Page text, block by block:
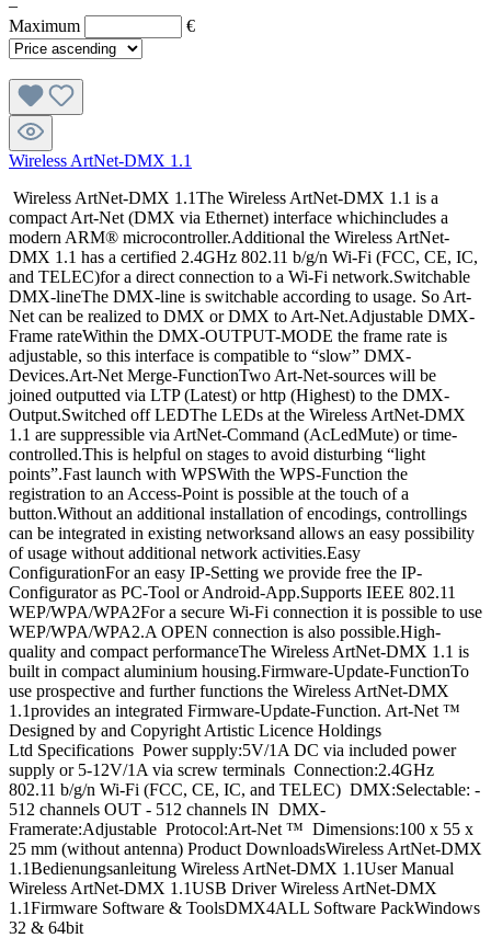
–
Maximum
€
Wireless ArtNet-DMX 1.1
Wireless ArtNet-DMX 1.1The Wireless ArtNet-DMX 1.1 is a
compact Art-Net (DMX via Ethernet) interface whichincludes a
modern ARM® microcontroller.Additional the Wireless ArtNet-
DMX 1.1 has a certified 2.4GHz 802.11 b/g/n Wi-Fi (FCC, CE, IC,
and TELEC)for a direct connection to a Wi-Fi network.Switchable
DMX-lineThe DMX-line is switchable according to usage. So Art-
Net can be realized to DMX or DMX to Art-Net.Adjustable DMX-
Frame rateWithin the DMX-OUTPUT-MODE the frame rate is
adjustable, so this interface is compatible to “slow” DMX-
Devices.Art-Net Merge-FunctionTwo Art-Net-sources will be
joined outputted via LTP (Latest) or http (Highest) to the DMX-
Output.Switched off LEDThe LEDs at the Wireless ArtNet-DMX
1.1 are suppressible via ArtNet-Command (AcLedMute) or time-
controlled.This is helpful on stages to avoid disturbing “light
points”.Fast launch with WPSWith the WPS-Function the
registration to an Access-Point is possible at the touch of a
button.Without an additional installation of encodings, controllings
can be integrated in existing networksand allows an easy possibility
of usage without additional network activities.Easy
ConfigurationFor an easy IP-Setting we provide free the IP-
Configurator as PC-Tool or Android-App.Supports IEEE 802.11
WEP/WPA/WPA2For a secure Wi-Fi connection it is possible to use
WEP/WPA/WPA2.A OPEN connection is also possible.High-
quality and compact performanceThe Wireless ArtNet-DMX 1.1 is
built in compact aluminium housing.Firmware-Update-FunctionTo
use prospective and further functions the Wireless ArtNet-DMX
1.1provides an integrated Firmware-Update-Function. Art-Net ™
Designed by and Copyright Artistic Licence Holdings
Ltd Specifications Power supply:5V/1A DC via included power
supply or 5-12V/1A via screw terminals Connection:2.4GHz
802.11 b/g/n Wi-Fi (FCC, CE, IC, and TELEC) DMX:Selectable: -
512 channels OUT - 512 channels IN DMX-
Framerate:Adjustable Protocol:Art-Net ™ Dimensions:100 x 55 x
25 mm (without antenna) Product DownloadsWireless ArtNet-DMX
1.1Bedienungsanleitung Wireless ArtNet-DMX 1.1User Manual
Wireless ArtNet-DMX 1.1USB Driver Wireless ArtNet-DMX
1.1Firmware Software & ToolsDMX4ALL Software PackWindows
32 & 64bit